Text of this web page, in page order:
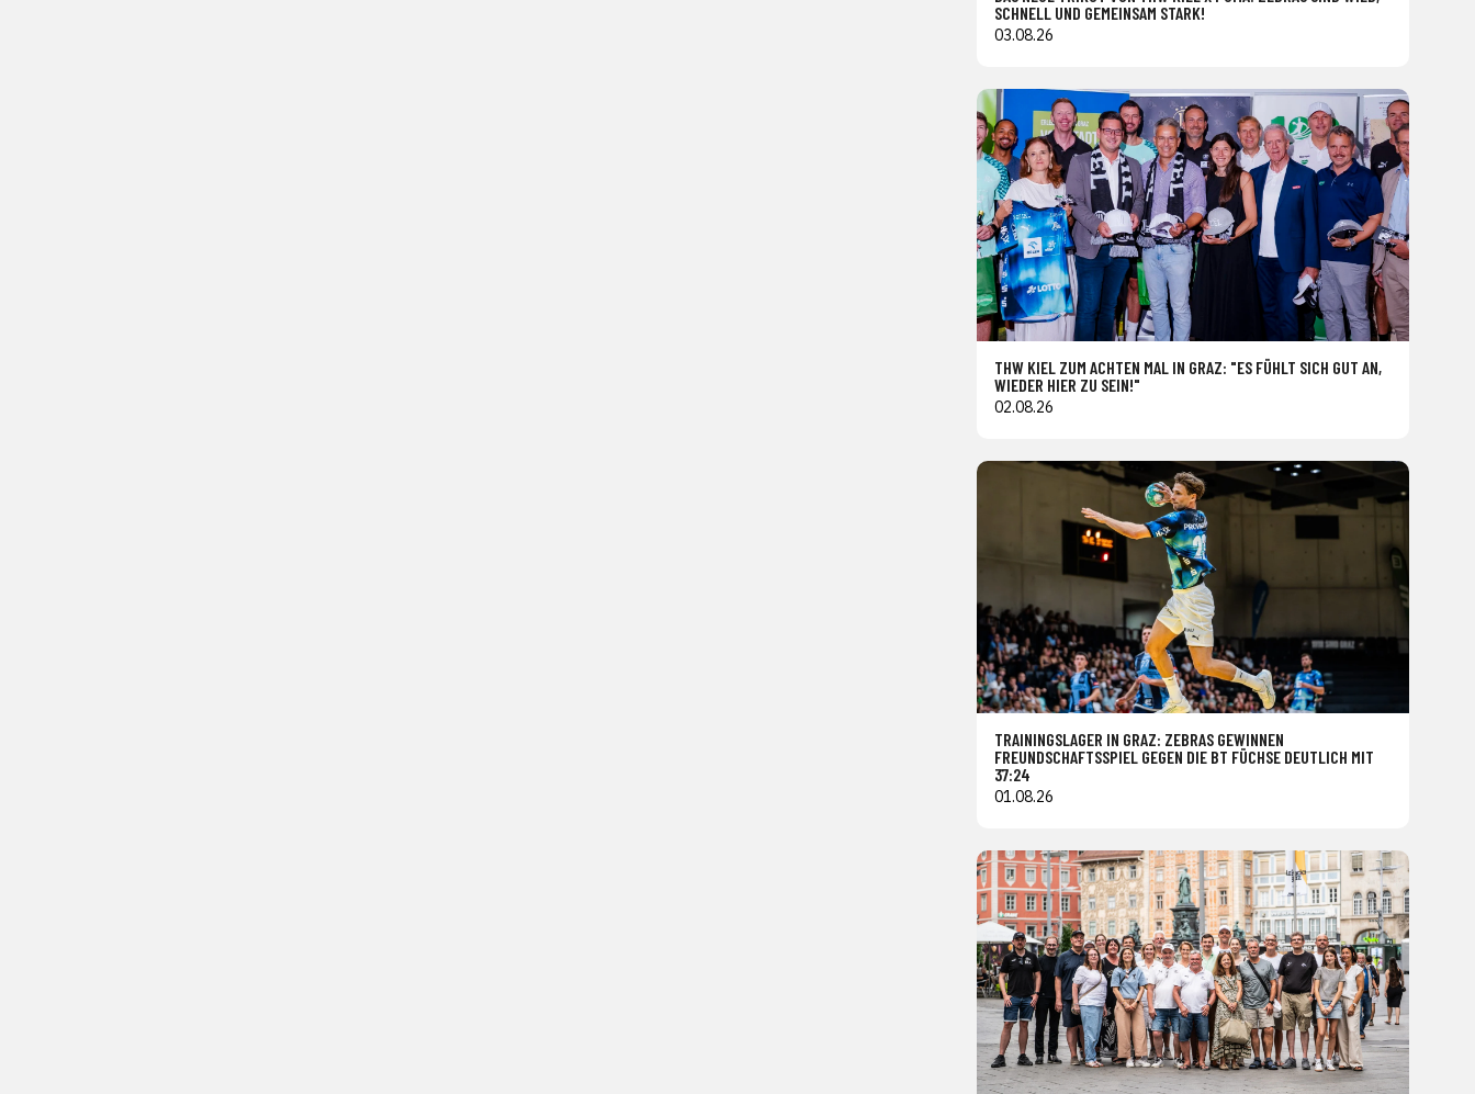
SCHNELL UND GEMEINSAM STARK!
03.08.26
THW KIEL ZUM ACHTEN MAL IN GRAZ: "ES FÜHLT SICH GUT AN,
WIEDER HIER ZU SEIN!"
02.08.26
TRAININGSLAGER IN GRAZ: ZEBRAS GEWINNEN
FREUNDSCHAFTSSPIEL GEGEN DIE BT FÜCHSE DEUTLICH MIT
37:24
01.08.26